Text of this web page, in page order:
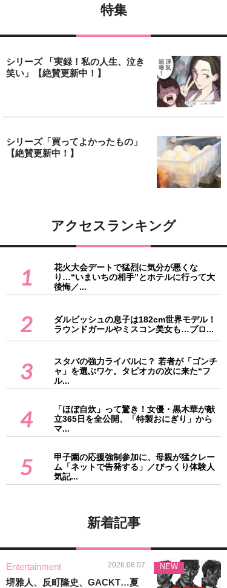
特集
シリーズ 「実録！私の人生、泣き
笑い」【絶賛更新中！】
シリーズ「買ってよかったもの」
【絶賛更新中！】
アクセスランキング
1
花火大会デートで猛烈に気分が悪くな
り…“いまいちの相手”とホテルに行って大
後悔／...
2
ダルビッシュの息子は182cm世界モデル！
ラウンドガールやミスコン美女も…プロ...
3
スタバの強力ライバルに？ 若者が「ゴンチ
ャ」を選ぶワケ。タピオカの次に来た“フ
ル...
4
「ほぼ自炊」って驚き！女優・黒木華が献
立365日を全公開、「特製おにぎり」から
マ...
5
甲子園の応援強制参加に、母親が猛クレー
ム「ネットで告発する」／びっくり体験人
気記...
新着記事
Entertainment 2026.08.07
堺雅人、反町隆史、GACKT…夏
NEW